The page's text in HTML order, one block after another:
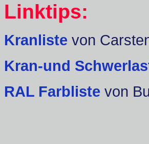
Linktips:
Kranliste von
Kran-und
RAL Farbliste von